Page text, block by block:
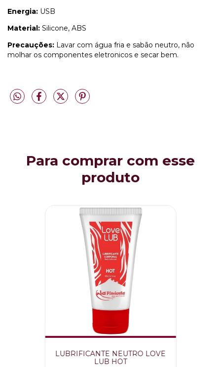
Energia: USB
Material: Silicone, ABS
Precauções: Lavar com água fria e sabão neutro, não
molhar os componentes eletronicos e secar bem.
Para comprar com esse
produto
LUBRIFICANTE NEUTRO LOVE
LUB HOT